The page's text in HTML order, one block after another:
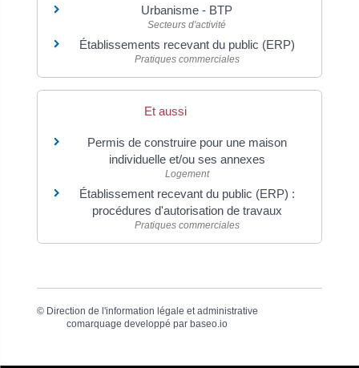
Urbanisme - BTP
Secteurs d'activité
Établissements recevant du public (ERP)
Pratiques commerciales
Et aussi
Permis de construire pour une maison
individuelle et/ou ses annexes
Logement
Établissement recevant du public (ERP) :
procédures d'autorisation de travaux
Pratiques commerciales
© Direction de l'information légale et administrative
comarquage developpé par baseo.io